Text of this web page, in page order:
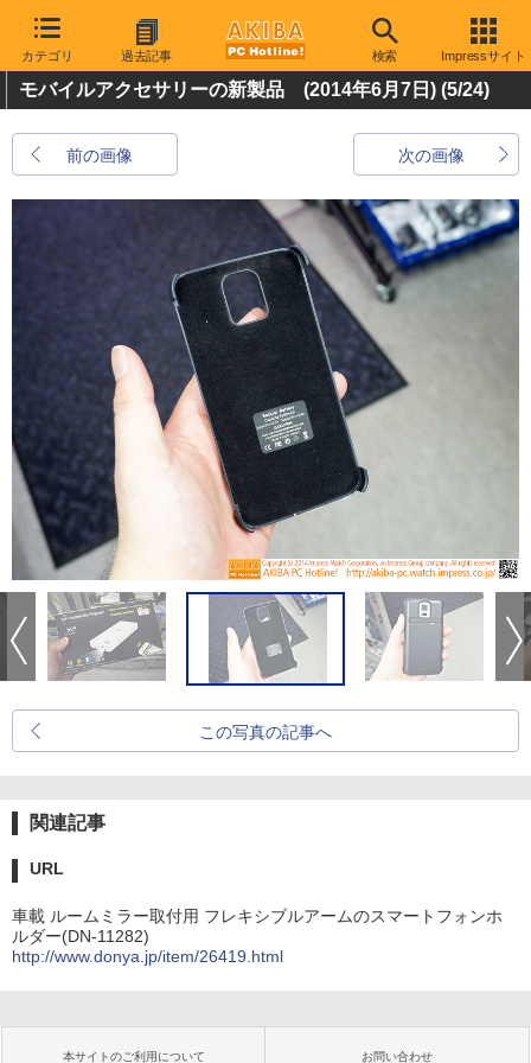
カテゴリ 過去記事 検索 Impressサイト
モバイルアクセサリーの新製品 (2014年6月7日) (5/24)
前の画像 次の画像
この写真の記事へ
関連記事
URL
車載 ルームミラー取付用 フレキシブルアームのスマートフォンホ
ルダー(DN-11282)
http://www.donya.jp/item/26419.html
本サイトのご利用について お問い合わせ